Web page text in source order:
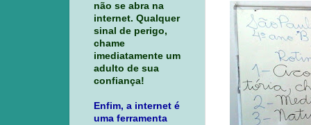
não se abra na
internet. Qualquer
sinal de perigo,
chame
imediatamente um
adulto de sua
confiança!
Enfim, a internet é
uma ferramenta